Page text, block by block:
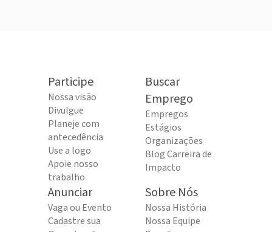
Participe
Nossa visão
Divulgue
Planeje com
antecedência
Use a logo
Apoie nosso
trabalho
Buscar
Emprego
Empregos
Estágios
Organizações
Blog Carreira de
Impacto
Anunciar
Vaga ou Evento
Cadastre sua
Sobre Nós
Nossa História
Nossa Equipe